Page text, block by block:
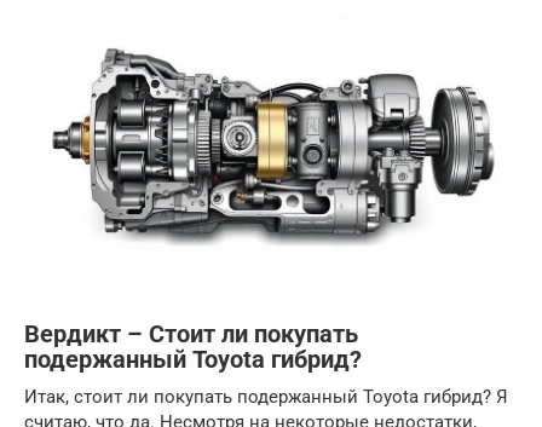
Вердикт – Стоит ли покупать
подержанный Toyota гибрид?
Итак, стоит ли покупать подержанный Toyota гибрид? Я
считаю, что да. Несмотря на некоторые недостатки,